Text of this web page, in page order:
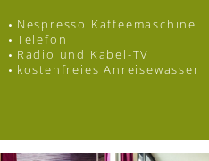
Nespresso Kaffeemaschine
Telefon
Radio und Kabel-TV
kostenfreies Anreisewasser